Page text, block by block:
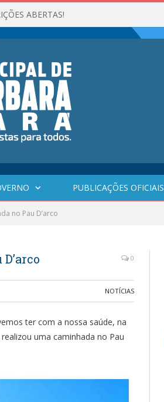
ABERTAS!
PUBLICAÇÕES OFICIAIS
no Pau D’arco
0
NOTÍCIAS
ter com a nossa saúde, na
uma caminhada no Pau